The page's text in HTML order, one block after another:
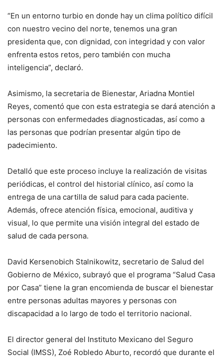
“En un entorno turbio en donde hay un clima político difícil
con nuestro vecino del norte, tenemos una gran
presidenta que, con dignidad, con integridad y con valor
enfrenta estos retos, pero también con mucha
inteligencia”, declaró.
Asimismo, la secretaria de Bienestar, Ariadna Montiel
Reyes, comentó que con esta estrategia se dará atención a
personas con enfermedades diagnosticadas, así como a
las personas que podrían presentar algún tipo de
padecimiento.
Detalló que este proceso incluye la realización de visitas
periódicas, el control del historial clínico, así como la
entrega de una cartilla de salud para cada paciente.
Además, ofrece atención física, emocional, auditiva y
visual, lo que permite una visión integral del estado de
salud de cada persona.
David Kersenobich Stalnikowitz, secretario de Salud del
Gobierno de México, subrayó que el programa “Salud Casa
por Casa” tiene la gran encomienda de buscar el bienestar
entre personas adultas mayores y personas con
discapacidad a lo largo de todo el territorio nacional.
El director general del Instituto Mexicano del Seguro
Social (IMSS), Zoé Robledo Aburto, recordó que durante el